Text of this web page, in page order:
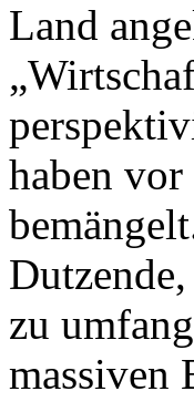
Land
haben vor
zu
massiven